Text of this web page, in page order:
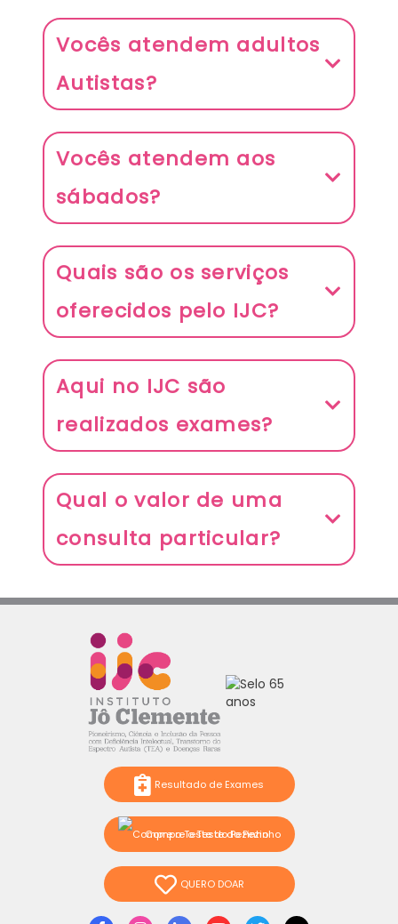
Vocês atendem adultos
Autistas?
Vocês atendem aos
sábados?
Quais são os serviços
oferecidos pelo IJC?
Aqui no IJC são
realizados exames?
Qual o valor de uma
consulta particular?
Resultado de Exames
Compre o Teste do Pezinho
QUERO DOAR